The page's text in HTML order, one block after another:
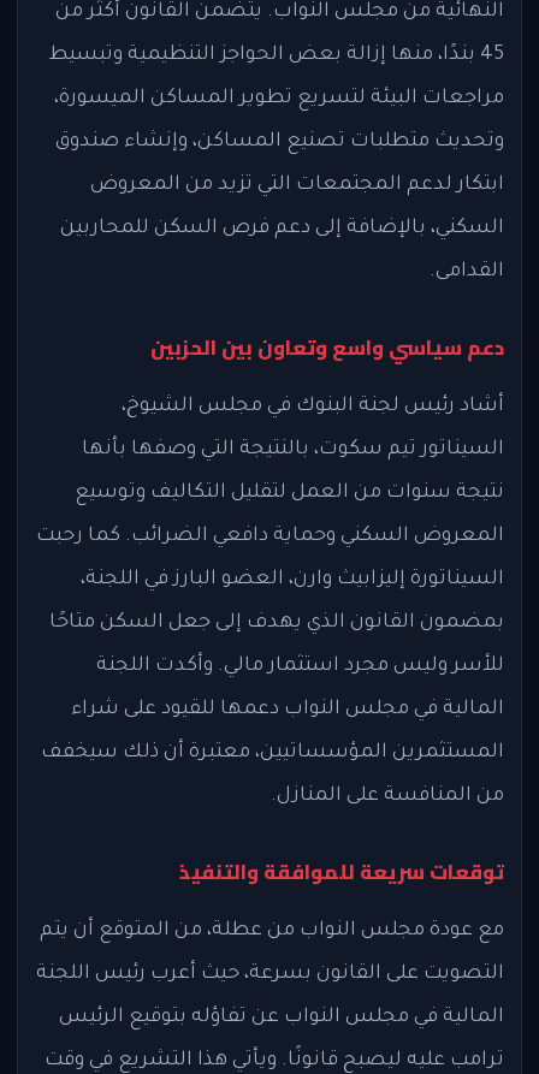
النهائية من مجلس النواب. يتضمن القانون أكثر من
45 بندًا، منها إزالة بعض الحواجز التنظيمية وتبسيط
مراجعات البيئة لتسريع تطوير المساكن الميسورة،
وتحديث متطلبات تصنيع المساكن، وإنشاء صندوق
ابتكار لدعم المجتمعات التي تزيد من المعروض
السكني، بالإضافة إلى دعم فرص السكن للمحاربين
القدامى.
دعم سياسي واسع وتعاون بين الحزبين
أشاد رئيس لجنة البنوك في مجلس الشيوخ،
السيناتور تيم سكوت، بالنتيجة التي وصفها بأنها
نتيجة سنوات من العمل لتقليل التكاليف وتوسيع
المعروض السكني وحماية دافعي الضرائب. كما رحبت
السيناتورة إليزابيث وارن، العضو البارز في اللجنة،
بمضمون القانون الذي يهدف إلى جعل السكن متاحًا
للأسر وليس مجرد استثمار مالي. وأكدت اللجنة
المالية في مجلس النواب دعمها للقيود على شراء
المستثمرين المؤسساتيين، معتبرة أن ذلك سيخفف
من المنافسة على المنازل.
توقعات سريعة للموافقة والتنفيذ
مع عودة مجلس النواب من عطلة، من المتوقع أن يتم
التصويت على القانون بسرعة، حيث أعرب رئيس اللجنة
المالية في مجلس النواب عن تفاؤله بتوقيع الرئيس
ترامب عليه ليصبح قانونًا. ويأتي هذا التشريع في وقت